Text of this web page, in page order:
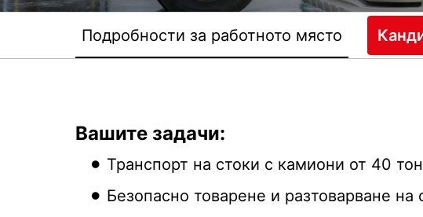
Подробности за работното място
Вашите задачи:
Транспорт на стоки с камиони от 40
Безопасно товарене и разтоварване на